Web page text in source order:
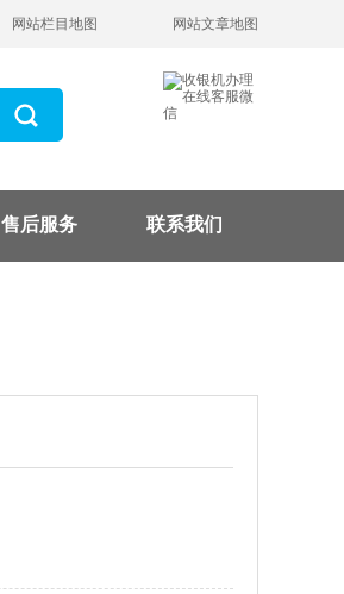
网站栏目地图 网站文章地图
售后服务 联系我们